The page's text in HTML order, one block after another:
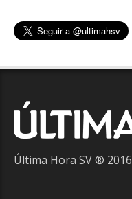
Última Hora SV ® 2016